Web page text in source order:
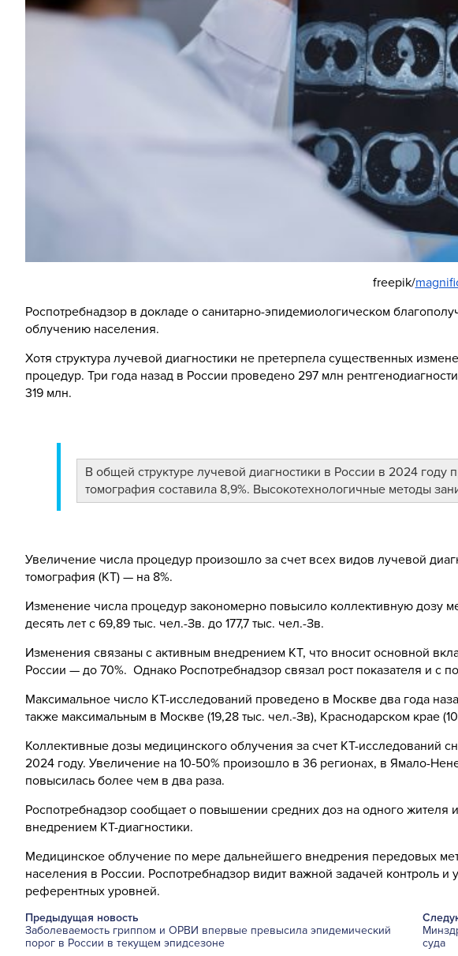
freepik/
Роспотребнадзор в докладе о санитарно-эпидемиологическом
облучению населения.
Хотя структура лучевой диагностики не претерпела существенных
процедур. Три года назад в России проведено 297 млн
319 млн.
В общей структуре лучевой диагностики в России в 2024
томография составила 8,9%. Высокотехнологичные методы
Увеличение числа процедур произошло за счет всех видов лучевой
томография (КТ) — на 8%.
Изменение числа процедур закономерно повысило коллективную дозу
десять лет с 69,89 тыс. чел.-Зв. до 177,7 тыс. чел.-Зв.
Изменения связаны с активным внедрением КТ, что вносит основной
России — до 70%. Однако Роспотребнадзор связал рост показателя и
Максимальное число КТ-исследований проведено в Москве два года
также максимальным в Москве (19,28 тыс. чел.-Зв), Краснодарском крае
Коллективные дозы медицинского облучения за счет КТ-исследований
2024 году. Увеличение на 10-50% произошло в 36 регионах, в Ямало-
повысилась более чем в два раза.
Роспотребнадзор сообщает о повышении средних доз на одного жителя
внедрением КТ-диагностики.
Медицинское облучение по мере дальнейшего внедрения передовых
населения в России. Роспотребнадзор видит важной задачей контроль
референтных уровней.
Предыдущая новость
Заболеваемость гриппом и ОРВИ впервые превысила эпидемический
порог в России в текущем эпидсезоне
суда